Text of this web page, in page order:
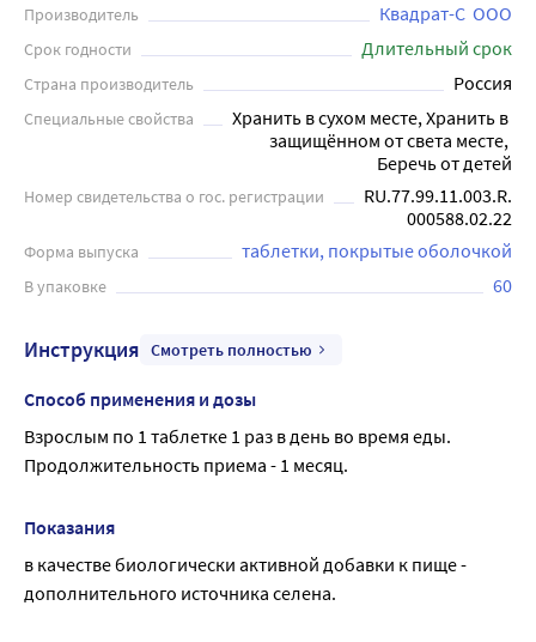
Производитель Квадрат-С  ООО
Срок годности Длительный срок
Страна производитель Россия
Специальные свойства
Хранить в сухом месте, Хранить в
защищённом от света месте,
Беречь от детей
Номер свидетельства о гос. регистрации
RU.77.99.11.003.R.
000588.02.22
Форма выпуска таблетки, покрытые оболочкой
В упаковке 60
Инструкция Смотреть полностью
Способ применения и дозы
Взрослым по 1 таблетке 1 раз в день во время еды.
Продолжительность приема - 1 месяц.
Показания
в качестве биологически активной добавки к пище -
дополнительного источника селена.